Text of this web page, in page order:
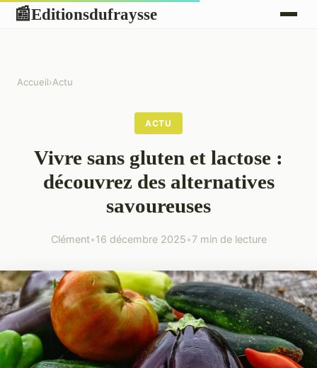
📰Editionsdufraysse
Accueil›Actu
ACTU
Vivre sans gluten et lactose :
découvrez des alternatives
savoureuses
Clément•16 décembre 2025•7 min de lecture